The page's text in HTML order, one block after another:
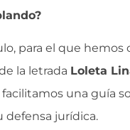
para el que hemos
la letrada Loleta
una guía
defensa jurídica.